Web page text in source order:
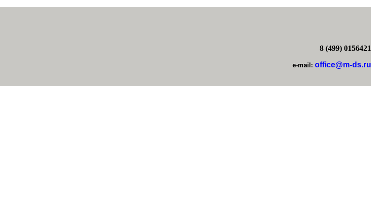
8 (499) 0156421
e-mail: office@m-ds.ru